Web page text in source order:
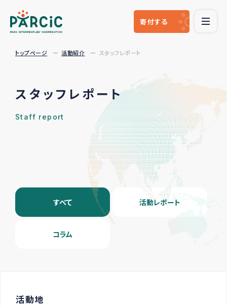
寄付する
トップページ 活動紹介 スタッフレポート
スタッフレポート
Staff report
すべて 活動レポート
コラム
活動地